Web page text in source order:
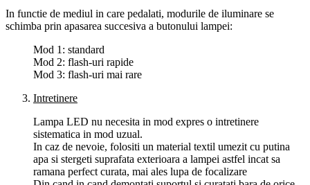
In functie de mediul in care pedalati, modurile de iluminare se
schimba prin apasarea succesiva a butonului lampei:
Mod 1: standard
Mod 2: flash-uri rapide
Mod 3: flash-uri mai rare
Intretinere
Lampa LED nu necesita in mod expres o intretinere
sistematica in mod uzual.
In caz de nevoie, folositi un material textil umezit cu putina
apa si stergeti suprafata exterioara a lampei astfel incat sa
ramana perfect curata, mai ales lupa de focalizare